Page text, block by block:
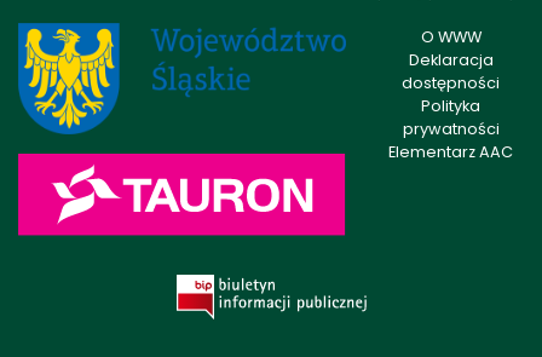
O WWW
Deklaracja
dostępności
Polityka
prywatności
Elementarz AAC